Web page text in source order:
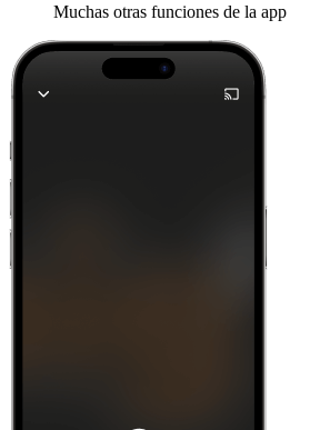
Muchas otras funciones de la app